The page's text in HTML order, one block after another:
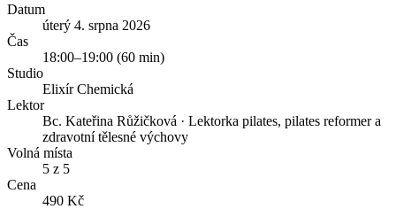
Datum
úterý 4. srpna 2026
Čas
18:00–19:00 (60 min)
Studio
Elixír Chemická
Lektor
Bc. Kateřina Růžičková · Lektorka pilates, pilates reformer a
zdravotní tělesné výchovy
Volná místa
5 z 5
Cena
490 Kč